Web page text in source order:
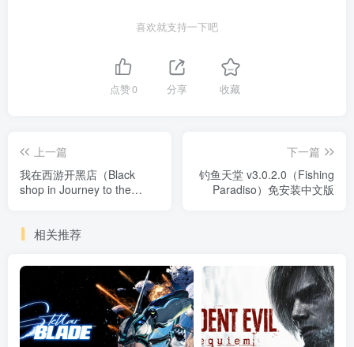
喜欢就支持一下吧
点赞0 分享 收藏
上一篇
我在西游开黑店（Black
shop in Journey to the
下一篇
钓鱼天堂 v3.0.2.0（Fishing
Paradiso）免安装中文版
相关推荐